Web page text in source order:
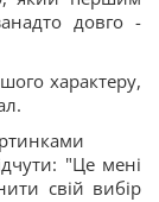
довго -
характеру,
"Це мені
свій вибір